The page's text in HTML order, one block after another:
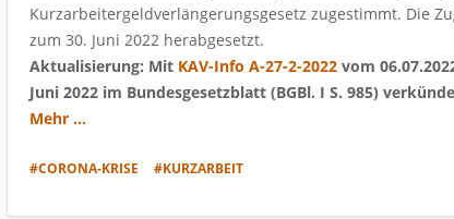
Kurzarbeitergeldverlängerungsgesetz zugestimmt. Die
zum 30. Juni 2022 herabgesetzt.
Aktualisierung: Mit KAV-Info A-27-2-2022vom
Juni 2022 im Bundesgesetzblatt (BGBl. I S. 985)
Mehr ...
#CORONA-KRISE #KURZARBEIT